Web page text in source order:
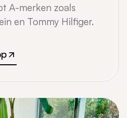
A-merken zoals
en Tommy Hilfiger.